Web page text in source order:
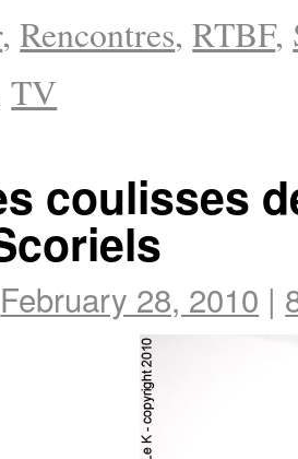
,Rencontres,RTBF,
TV
coulisses
February 28, 2010 |